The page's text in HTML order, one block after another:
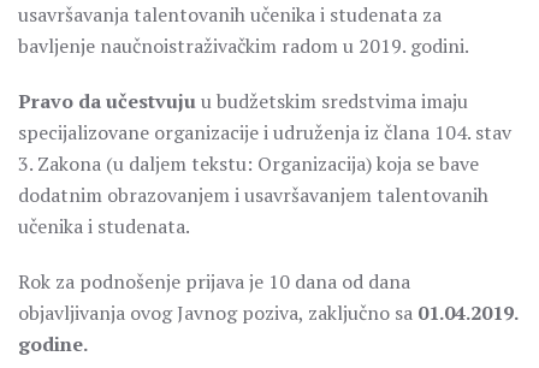
usavršavanja talentovanih učenika i studenata za
bavljenje naučnoistraživačkim radom u 2019. godini.
Pravo da učestvujuu budžetskim sredstvima imaju
specijalizovane organizacije i udruženja iz člana 104. stav
3. Zakona (u daljem tekstu: Organizacija) koja se bave
dodatnim obrazovanjem i usavršavanjem talentovanih
učenika i studenata.
Rok za podnošenje prijava je 10 dana od dana
objavljivanja ovog Javnog poziva, zaključno sa 01.04.2019.
godine.